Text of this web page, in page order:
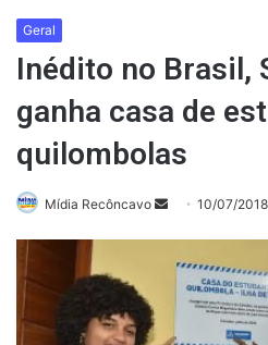
Geral
Inédito no Brasil,
ganha casa de
quilombolas
Mídia Recôncavo
Mande
mail
10/07/2018